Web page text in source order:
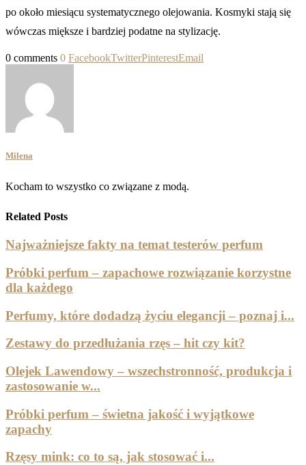
po około miesiącu systematycznego olejowania. Kosmyki stają się
wówczas miększe i bardziej podatne na stylizację.
0 comments 0 FacebookTwitterPinterestEmail
Milena
Kocham to wszystko co związane z modą.
Related Posts
Najważniejsze fakty na temat testerów perfum
Próbki perfum – zapachowe rozwiązanie korzystne
dla każdego
Perfumy, które dodadzą życiu elegancji – poznaj i...
Zestawy do przedłużania rzęs – hit czy kit?
Olejek Lawendowy – wszechstronność, produkcja i
zastosowanie w...
Próbki perfum – świetna jakość i wyjątkowe
zapachy
Rzęsy mink: co to są, jak stosować i...